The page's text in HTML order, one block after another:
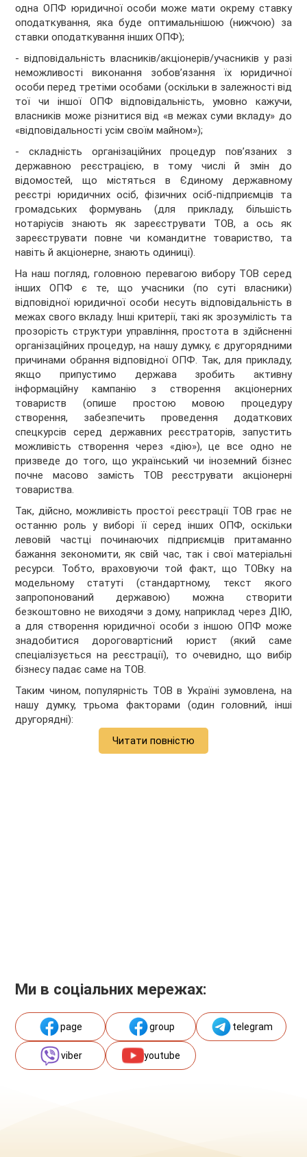
одна ОПФ юридичної особи може мати окрему ставку
оподаткування, яка буде оптимальнішою (нижчою) за
ставки оподаткування інших ОПФ);
- відповідальність власників/акціонерів/учасників у разі
неможливості виконання зобов’язання їх юридичної
особи перед третіми особами (оскільки в залежності від
тої чи іншої ОПФ відповідальність, умовно кажучи,
власників може різнитися від «в межах суми вкладу» до
«відповідальності усім своїм майном»);
- складність організаційних процедур пов’язаних з
державною реєстрацією, в тому числі й змін до
відомостей, що містяться в Єдиному державному
реєстрі юридичних осіб, фізичних осіб-підприємців та
громадських формувань (для прикладу, більшість
нотаріусів знають як зареєструвати ТОВ, а ось як
зареєструвати повне чи командитне товариство, та
навіть й акціонерне, знають одиниці).
На наш погляд, головною перевагою вибору ТОВ серед
інших ОПФ є те, що учасники (по суті власники)
відповідної юридичної особи несуть відповідальність в
межах свого вкладу. Інші критерії, такі як зрозумілість та
прозорість структури управління, простота в здійсненні
організаційних процедур, на нашу думку, є другорядними
причинами обрання відповідної ОПФ. Так, для прикладу,
якщо припустимо держава зробить активну
інформаційну кампанію з створення акціонерних
товариств (опише простою мовою процедуру
створення, забезпечить проведення додаткових
спецкурсів серед державних реєстраторів, запустить
можливість створення через «дію»), це все одно не
призведе до того, що український чи іноземний бізнес
почне масово замість ТОВ реєструвати акціонерні
товариства.
Так, дійсно, можливість простої реєстрації ТОВ грає не
останню роль у виборі її серед інших ОПФ, оскільки
левовій частці починаючих підприємців притаманно
бажання зекономити, як свій час, так і свої матеріальні
ресурси. Тобто, враховуючи той факт, що ТОВку на
модельному статуті (стандартному, текст якого
запропонований державою) можна створити
безкоштовно не виходячи з дому, наприклад через ДІЮ,
а для створення юридичної особи з іншою ОПФ може
знадобитися дороговартісний юрист (який саме
спеціалізується на реєстрації), то очевидно, що вибір
бізнесу падає саме на ТОВ.
Таким чином, популярність ТОВ в Україні зумовлена, на
нашу думку, трьома факторами (один головний, інші
другорядні):
Читати повністю
Ми в соціальних мережах:
page group telegram
viber youtube